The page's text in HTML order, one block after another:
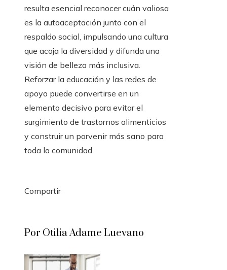
resulta esencial reconocer cuán valiosa
es la autoaceptación junto con el
respaldo social, impulsando una cultura
que acoja la diversidad y difunda una
visión de belleza más inclusiva.
Reforzar la educación y las redes de
apoyo puede convertirse en un
elemento decisivo para evitar el
surgimiento de trastornos alimenticios
y construir un porvenir más sano para
toda la comunidad.
Compartir
Por Otilia Adame Luevano